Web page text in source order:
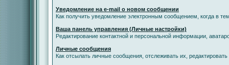
Уведомление на е-mail о новом сообщении
Как получить уведомление электронным сообщением, когда в
Ваша панель управления (Личные настройки)
Редактирование контактной и персональной информации,
Личные сообщения
Как отсылать личные сообщения, отслеживать их,